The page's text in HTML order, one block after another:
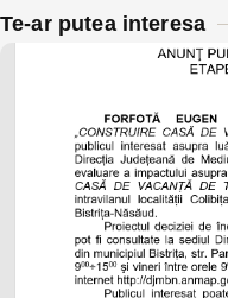
Te-ar putea interesa